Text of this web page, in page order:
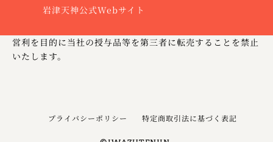
岩津天神公式Webサイト
営利を目的に当社の授与品等を第三者に転売することを禁止
いたします。
プライバシーポリシー 特定商取引法に基づく表記